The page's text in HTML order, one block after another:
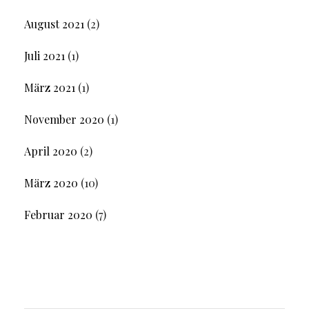
August 2021 (2)
Juli 2021 (1)
März 2021 (1)
November 2020 (1)
April 2020 (2)
März 2020 (10)
Februar 2020 (7)